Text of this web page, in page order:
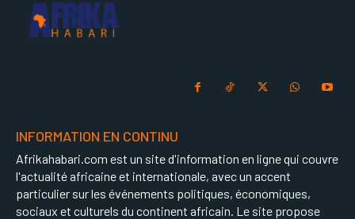
INFORMATION EN CONTINU
Afrikahabari.com est un site d'information en ligne qui couvre
l'actualité africaine et internationale, avec un accent
particulier sur les événements politiques, économiques,
sociaux et culturels du continent africain. Le site propose